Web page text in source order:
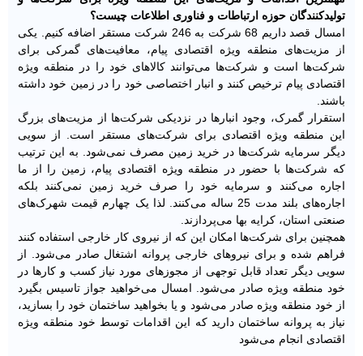
تولیدکنندگان حوزه ارتباطات و فناوری اطلاعات چیست؟
امسال قصد داریم 68 شرکت به 246 شرکت مستقر اضافه کنیم. یکی
از مزیت‌های منطقه ویژه اقتصادی پیام، معافیت‌های گمرکی برای
شرکت‌ها است و شرکت‌ها می‌توانند کالاهای خود را در منطقه ویژه
اقتصادی پیام ترخیص کنند و انبار اختصاصی خود را در زمین خود داشته
باشند.
استقرار گمرک، وجود انبارها در نزدیکی شرکت‌ها از مزیت‌های بزرگ
این منطقه ویژه اقتصادی برای شرکت‌های مستقر است. از سویی
دیگر سرمایه شرکت‌ها در خرید زمین مصرف نمی‌شود. به این ترتیب
که شرکت‌ها با حضور در منطقه ویژه اقتصادی پیام، زمین را از ما
اجاره می‌کنند و سرمایه خود را صرف خرید زمین نمی‌کنند بلکه
اجاره‌های بلند مدت 25 ساله می‌کنند. لذا یک چهارم قیمت شهرک‌های
صنعتی استان، کرایه بها می‌پردازند.
همچنین برای شرکت‌ها امکان این که از نیروی کار خارجی استفاده کنند
فراهم شده و برای نیروهای خارجی پروانه اشتغال صادر می‌شود. از
سویی دیگر تعداد قابل توجهی از مجوزهای مورد نیاز کسب و کارها در
خود منطقه ویژه صادر می‌شود. امسال می‌خواهید جواز تاسیس بگیرد
از خود منطقه ویژه صادر می‌شود و یا بخواهید ساختمان خود را بسازید،
نیاز به پروانه ساختمان دارید که این اقدامات توسط خود منطقه ویژه
اقتصادی انجام می‌شود